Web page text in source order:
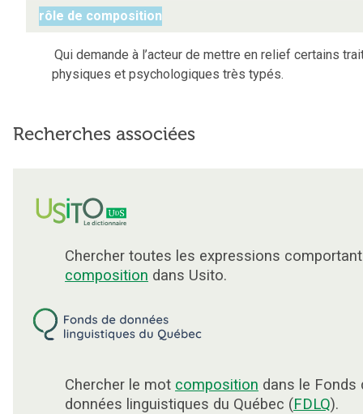
rôle de composition
Qui demande à l’acteur de mettre en relief certains
physiques et psychologiques très typés.
Recherches associées
Chercher toutes les expressions
composition dans Usito.
Chercher le mot composition dans le Fonds
données linguistiques du Québec (FDLQ).